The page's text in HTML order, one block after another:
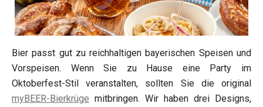
Bier passt gut zu reichhaltigen bayerischen Speisen und
Vorspeisen. Wenn Sie zu Hause eine Party im
Oktoberfest-Stil veranstalten, sollten Sie die original
myBEER-Bierkrüge mitbringen. Wir haben drei Designs,